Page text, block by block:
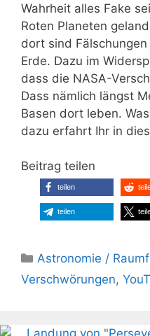
Wahrheit alles Fake
Roten Planeten
dort sind
Erde. Dazu im
dass die NASA-
Dass nämlich längst
Basen dort leben.
dazu erfahrt Ihr in
Beitrag teilen
teilen
teilen
Kategorien
Astronomie /
Verschwörungen,